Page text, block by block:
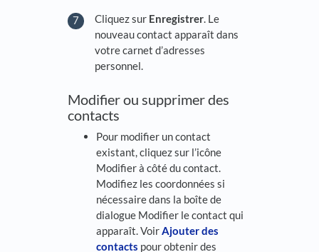
Cliquez sur Enregistrer. Le
nouveau contact apparaît dans
votre carnet d’adresses
personnel.
Modifier ou supprimer des
contacts
Pour modifier un contact
existant, cliquez sur l’icône
Modifier à côté du contact.
Modifiez les coordonnées si
nécessaire dans la boîte de
dialogue Modifier le contact qui
apparaît. VoirAjouter des
contacts pour obtenir des